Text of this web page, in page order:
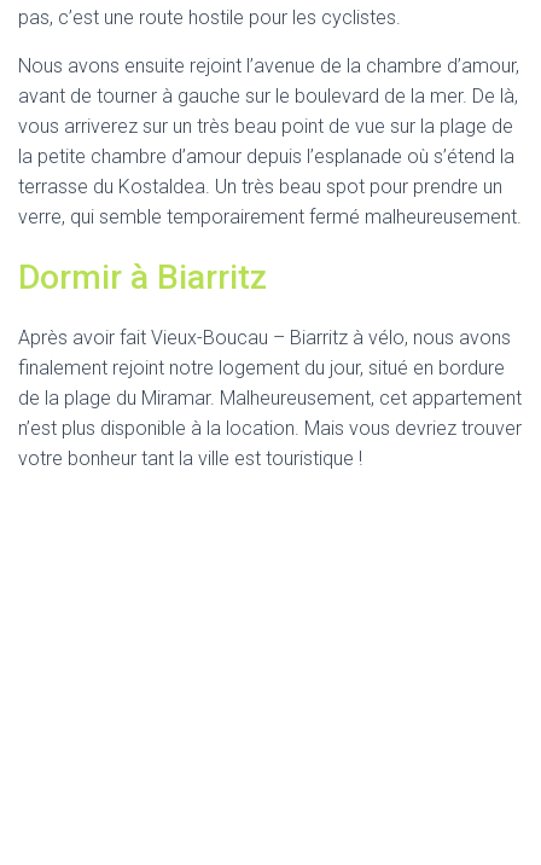
pas, c’est une route hostile pour les cyclistes.
Nous avons ensuite rejoint l’avenue de la chambre d’amour,
avant de tourner à gauche sur le boulevard de la mer. De là,
vous arriverez sur un très beau point de vue sur la plage de
la petite chambre d’amour depuis l’esplanade où s’étend la
terrasse du Kostaldea. Un très beau spot pour prendre un
verre, qui semble temporairement fermé malheureusement.
Dormir à Biarritz
Après avoir fait Vieux-Boucau – Biarritz à vélo, nous avons
finalement rejoint notre logement du jour, situé en bordure
de la plage du Miramar. Malheureusement, cet appartement
n’est plus disponible à la location. Mais vous devriez trouver
votre bonheur tant la ville est touristique !